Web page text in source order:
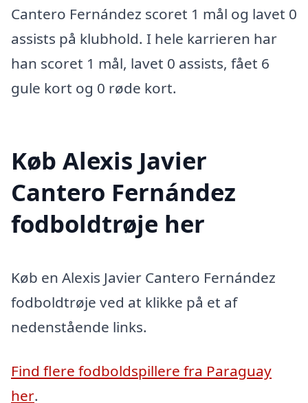
Cantero Fernández scoret 1 mål og lavet 0
assists på klubhold. I hele karrieren har
han scoret 1 mål, lavet 0 assists, fået 6
gule kort og 0 røde kort.
Køb Alexis Javier
Cantero Fernández
fodboldtrøje her
Køb en Alexis Javier Cantero Fernández
fodboldtrøje ved at klikke på et af
nedenstående links.
Find flere fodboldspillere fra Paraguay
her.